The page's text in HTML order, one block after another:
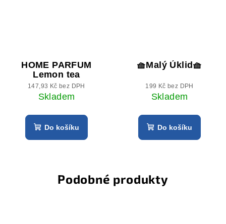
HOME PARFUM
Lemon tea
147,93 Kč bez DPH
Skladem
Do košíku
🧺Malý Úklid🧺
199 Kč bez DPH
Skladem
Do košíku
Podobné produkty